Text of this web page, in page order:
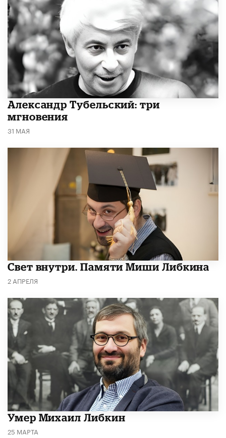
Александр Тубельский: три
мгновения
31 МАЯ
​Свет внутри. Памяти Миши Либкина
2 АПРЕЛЯ
​Умер Михаил Либкин
25 МАРТА